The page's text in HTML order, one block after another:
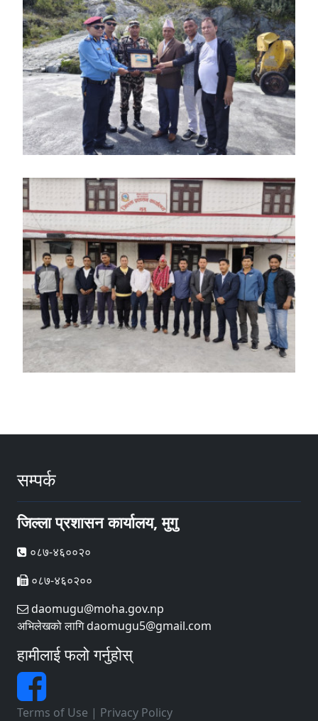
सम्पर्क
जिल्ला प्रशासन कार्यालय, मुगु
०८७-४६००२०
०८७-४६०२००
daomugu@moha.gov.np
अभिलेखको लागि daomugu5@gmail.com
हामीलाई फलो गर्नुहोस्
Terms of Use | Privacy Policy